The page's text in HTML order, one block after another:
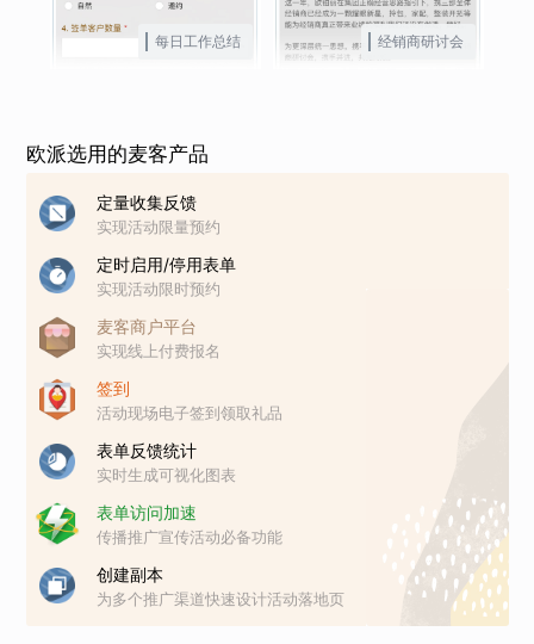
每日工作总结 经销商研讨会
欧派选用的麦客产品
定量收集反馈
实现活动限量预约
定时启用/停用表单
实现活动限时预约
麦客商户平台
实现线上付费报名
签到
活动现场电子签到领取礼品
表单反馈统计
实时生成可视化图表
表单访问加速
传播推广宣传活动必备功能
创建副本
为多个推广渠道快速设计活动落地页